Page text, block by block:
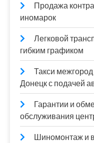
Продажа
иномарок
Легковой
гибким графиком
Такси
Донецк с подачей
Гарантии и
обслуживания
Шиномонтаж и